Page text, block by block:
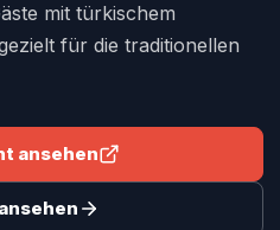
mit türkischem
für die traditionellen
ansehen